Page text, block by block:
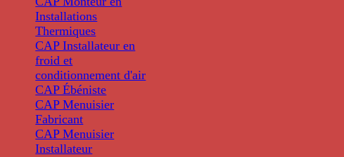
Installations
Thermiques
CAP Installateur en
froid et
conditionnement d'air
CAP Ébéniste
CAP Menuisier
Fabricant
CAP Menuisier
Installateur